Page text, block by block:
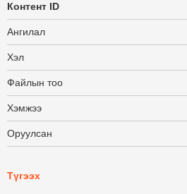
Контент ID
Ангилал
Хэл
Файлын тоо
Хэмжээ
Оруулсан
Түгээх